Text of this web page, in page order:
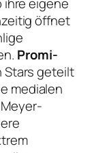
ihre eigene
öffnet
Promi-
Stars geteilt
medialen